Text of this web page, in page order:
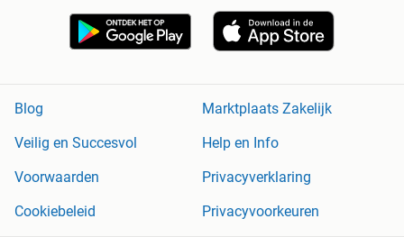
Blog
Marktplaats Zakelijk
Veilig en Succesvol
Help en Info
Voorwaarden
Privacyverklaring
Cookiebeleid
Privacyvoorkeuren